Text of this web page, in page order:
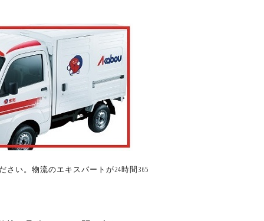
い。物流のエキスパートが24時間365